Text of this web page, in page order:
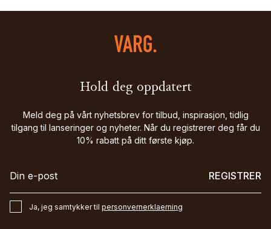
Hold deg oppdatert
Meld deg på vårt nyhetsbrev for tilbud, inspirasjon, tidlig
tilgang til lanseringer og nyheter. Når du registrerer deg får du
10% rabatt på ditt første kjøp.
REGISTRER
Ja, jeg samtykker til personvernerklaerning